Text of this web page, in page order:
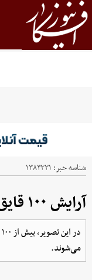
شناسه خبر: ۱۳۸۳۳۳۱
آرایش ۱۰۰ قایق تندرو سپاه در تنگه هرمز
می‌شوند.